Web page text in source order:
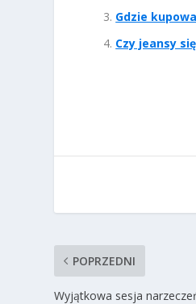
Gdzie
Czy jeansy
POPRZEDNI
Wyjątkowa sesja